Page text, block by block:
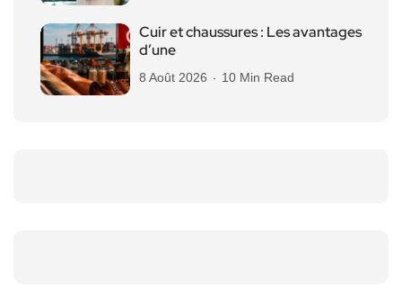
Cuir et chaussures : Les avantages
d’une
8 Août 2026 10 Min Read